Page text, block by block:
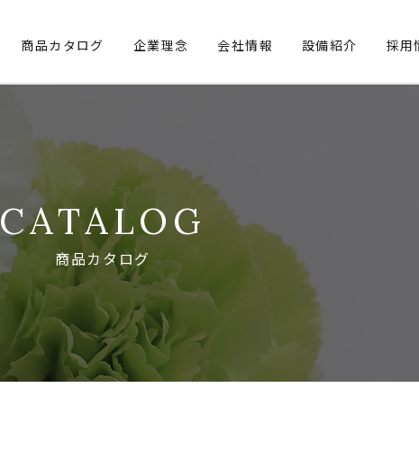
商品カタログ 企業理念 会社情報 設備紹介 採用
CATALOG
商品カタログ